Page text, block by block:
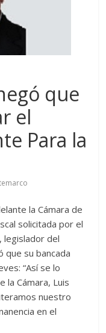
que
el
Para la
la Cámara de
solicitada por el
legislador del
que su bancada
“Así se lo
la Cámara, Luis
nuestro
en el